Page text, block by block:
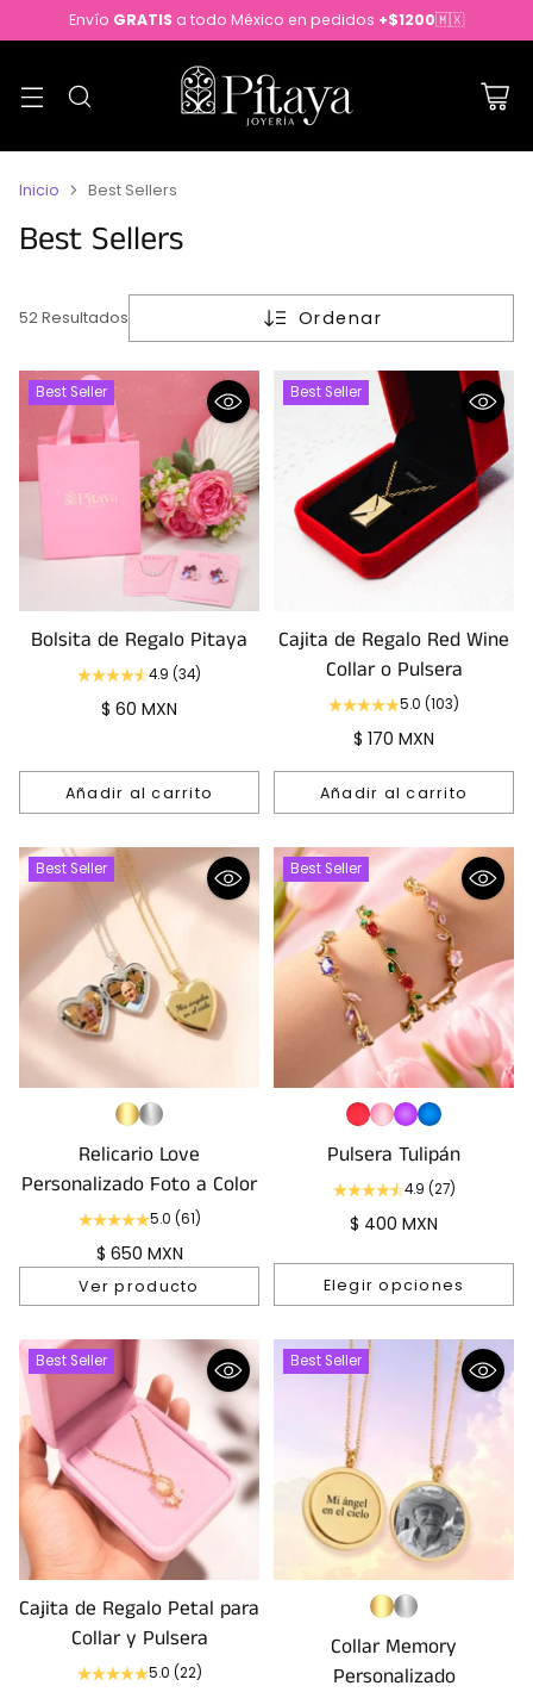
Envío GRATIS a todo México en pedidos +$1200🇲🇽
Inicio Best Sellers
Best Sellers
Ordenar
52 Resultados
Best Seller
Bolsita de Regalo Pitaya
4.9 (34)
$ 60 MXN
Añadir al carrito
Cantidad
Best Seller
Cajita de Regalo Red Wine
Collar o Pulsera
5.0 (103)
$ 170 MXN
Añadir al carrito
Cantidad
Best Seller
Relicario Love
Personalizado Foto a Color
5.0 (61)
$ 650 MXN
Ver producto
Best Seller
Pulsera Tulipán
4.9 (27)
$ 400 MXN
Elegir opciones
Cantidad
Best Seller
Cajita de Regalo Petal para
Collar y Pulsera
5.0 (22)
Best Seller
Collar Memory
Personalizado